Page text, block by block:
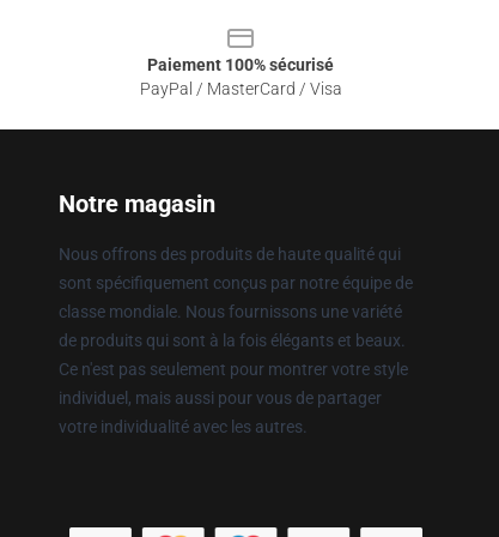
Paiement 100% sécurisé
PayPal / MasterCard / Visa
Notre magasin
Nous offrons des produits de haute qualité qui
sont spécifiquement conçus par notre équipe de
classe mondiale. Nous fournissons une variété
de produits qui sont à la fois élégants et beaux.
Ce n'est pas seulement pour montrer votre style
individuel, mais aussi pour vous de partager
votre individualité avec les autres.